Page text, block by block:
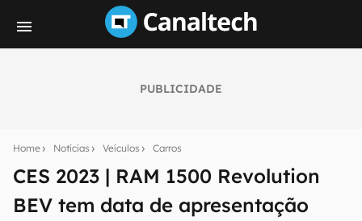
PUBLICIDADE
Home Notícias Veículos Carros
CES 2023 | RAM 1500 Revolution
BEV tem data de apresentação
notícias e reviews sobre tecnologia em primeira
mão.
E-mail